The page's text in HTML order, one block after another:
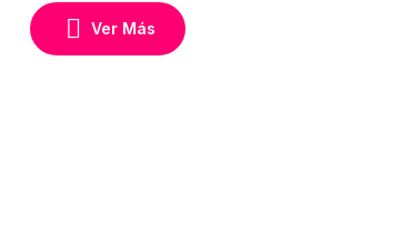
exclusivas y paradisíacas del Caribe,
perfecto […]
Ver Más